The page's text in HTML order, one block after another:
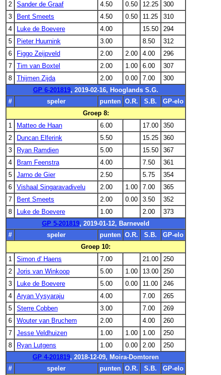
2
Sander de Graaf 4.50 0.50 12.25
300
3
Bent Smeets 4.50 0.50 11.25
310
4
Luke de Boevere 4.00 15.50
294
5
Pieter Huurnink 3.00 8.50
312
6
Figgo Zeijpveld 2.00 2.00 4.00
296
7
Tim van Boxtel 2.00 1.00 6.00
307
8
Thijmen Zijda 2.00 0.00 7.00
300
GP 6-201819, 2019-02-16, Hooglands S.G.
#
speler punten O.R. S.B.
GP-elo
Groep 8:
1
Matteo de Haan 6.00 17.00
350
2
Duncan Elferink 5.50 15.25
360
3
Ryan Ramdien 5.00 15.50
367
4
Bram Feenstra 4.00 7.50
361
5
Jarno de Gier 2.50 5.75
354
6
Vishaal Singaravadivelu 2.00 1.00 7.00
365
7
Bent Smeets 2.00 0.00 3.50
352
8
Luke de Boevere 1.00 2.00
373
GP 5-201819, 2019-01-12, Barneveld
#
speler punten O.R. S.B.
GP-elo
Groep 10:
1
Simon d' Haens 7.00 21.00
250
2
Joris van Winkoop 5.00 1.00 13.00
250
3
Luke de Boevere 5.00 0.00 11.00
246
4
Aryan Vysyaraju 4.00 7.00
265
5
Sterre Cobben 3.00 7.00
269
6
Wouter van Bruchem 2.00 4.00
260
7
Jesse Veldhuizen 1.00 1.00 1.00
250
8
Ryan Lutgens 1.00 0.00 2.00
250
GP 4-201819, 2018-12-09, Moira-Domtoren
#
speler punten O.R. S.B.
GP-elo